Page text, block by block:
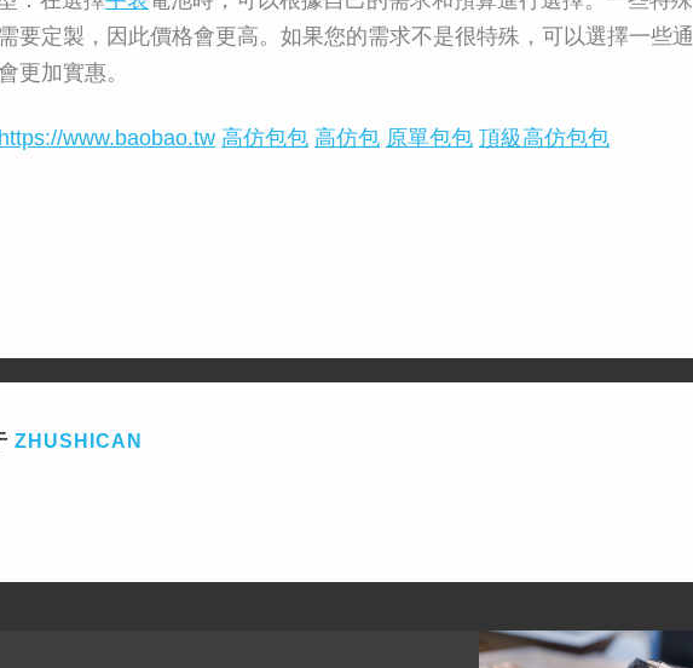
要定製，因此價格會更高。如果您的需求不是很特殊，可以選擇一些通
更加實惠。
https://www.baobao.tw 高仿包包 高仿包 原單包包 頂級高仿包包
ZHUSHICAN